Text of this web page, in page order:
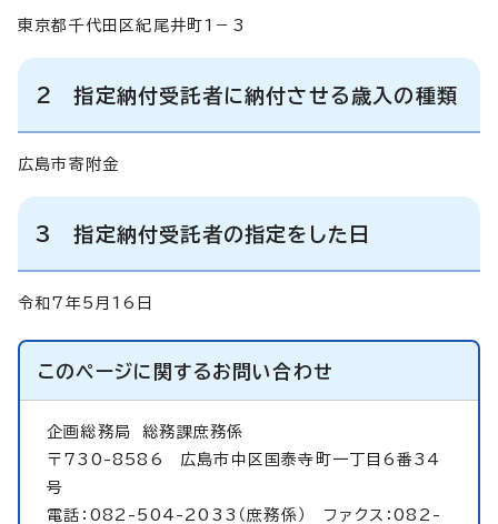
東京都千代田区紀尾井町1－3
2 指定納付受託者に納付させる歳入の種類
広島市寄附金
3 指定納付受託者の指定をした日
令和7年5月16日
このページに関するお問い合わせ
企画総務局総務課庶務係
〒730-8586 広島市中区国泰寺町一丁目6番34
号
電話：082-504-2033（庶務係） ファクス：082-